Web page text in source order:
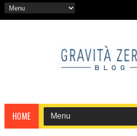
HOME